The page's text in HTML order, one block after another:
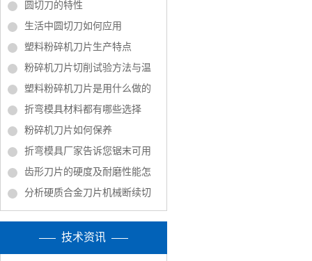
圆切刀的特性
生活中圆切刀如何应用
塑料粉碎机刀片生产特点
粉碎机刀片切削试验方法与温
塑料粉碎机刀片是用什么做的
折弯模具材料都有哪些选择
粉碎机刀片如何保养
折弯模具厂家告诉您锯末可用
齿形刀片的硬度及耐磨性能怎
分析硬质合金刀片机械断续切
技术资讯